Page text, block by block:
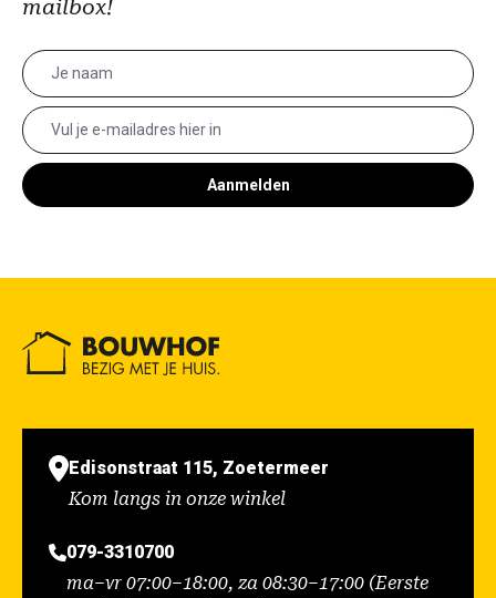
mailbox!
Aanmelden
Edisonstraat 115, Zoetermeer
Kom langs in onze winkel
079-3310700
ma–vr 07:00–18:00, za 08:30–17:00 (Eerste